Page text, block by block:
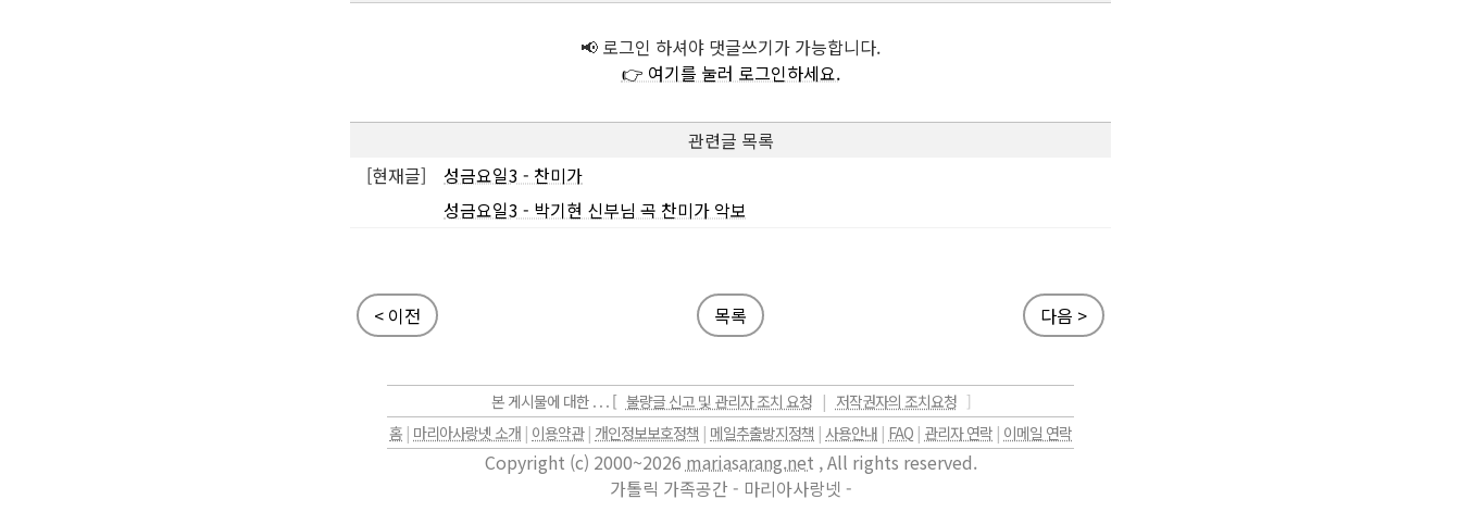
📢 로그인 하셔야 댓글쓰기가 가능합니다.
👉 여기를 눌러 로그인하세요.
관련글 목록
[현재글]
성금요일3 - 찬미가
성금요일3 - 박기현 신부님 곡 찬미가 악보
< 이전 목록 다음 >
본 게시물에 대한 . . . [ 불량글 신고 및 관리자 조치 요청 | 저작권자의 조치요청 ]
홈 | 마리아사랑넷 소개 | 이용약관 | 개인정보보호정책 | 메일추출방지정책 | 사용안내 | FAQ | 관리자 연락 | 이메일 연락
Copyright (c) 2000~2026 mariasarang.net , All rights reserved.
가톨릭 가족공간 - 마리아사랑넷 -